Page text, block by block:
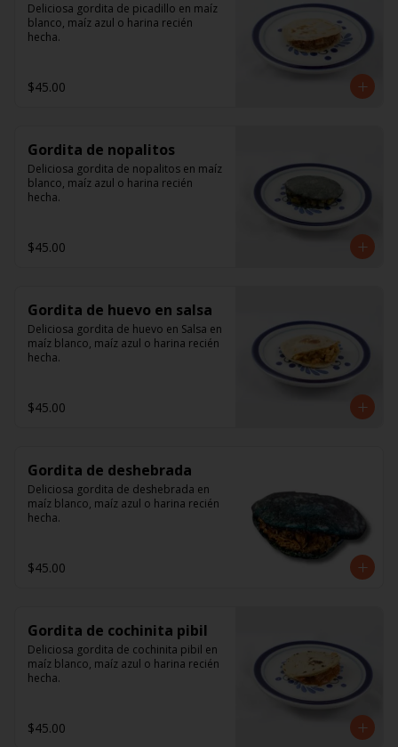
Deliciosa gordita de picadillo en maíz
blanco, maíz azul o harina recién
hecha.
$45.00
Gordita de nopalitos
Deliciosa gordita de nopalitos en maíz
blanco, maíz azul o harina recién
hecha.
$45.00
Gordita de huevo en salsa
Deliciosa gordita de huevo en Salsa en
maíz blanco, maíz azul o harina recién
hecha.
$45.00
Gordita de deshebrada
Deliciosa gordita de deshebrada en
maíz blanco, maíz azul o harina recién
hecha.
$45.00
Gordita de cochinita pibil
Deliciosa gordita de cochinita pibil en
maíz blanco, maíz azul o harina recién
hecha.
$45.00